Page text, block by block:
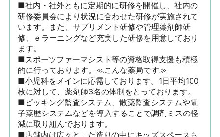
■社内・社外ともに定期的に研修を開催し、社内の
研修委員会により状況に合わせた研修が実施されて
います。また、サプリメント研修や管理薬剤師研
修、ｅラーニングなど充実した研修を用意しており
ます。
■スポーツファーマシスト等の資格取得支援も積極
的に行っております。≪こんな薬局です≫
■小児科をメインに応需しております。1日平均100
枚に対して、薬剤師3名の体制をとっております。
■ピッキング監査システム、散薬監査システムや電
子薬歴システムなどを導入することで調剤ミスの軽
減に取り組んでおります。
■店舗内は広々とした造りの中にキッズスペースも